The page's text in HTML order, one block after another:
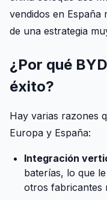
vendidos en España
de una estrategia
¿Por qué
éxito?
Hay varias razones
Europa y España:
Integración
baterías, lo que
otros fabricantes